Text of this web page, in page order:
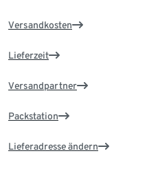
Versandkosten
Lieferzeit
Versandpartner
Packstation
Lieferadresse ändern